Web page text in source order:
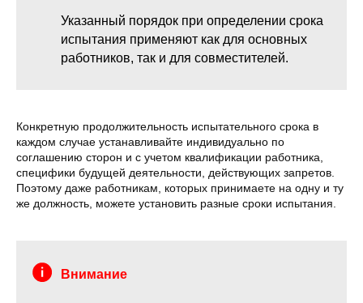
Указанный порядок при определении срока
испытания применяют как для основных
работников, так и для совместителей.
Конкретную продолжительность испытательного срока в
каждом случае устанавливайте индивидуально по
соглашению сторон и с учетом квалификации работника,
специфики будущей деятельности, действующих запретов.
Поэтому даже работникам, которых принимаете на одну и ту
же должность, можете установить разные сроки испытания.
Внимание